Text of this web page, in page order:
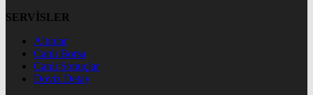
SERVİSLER
Altınlar
Canlı Borsa
Canlı Sonuçlar
Döviz Detay